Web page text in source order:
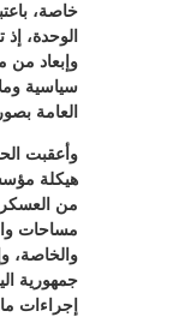
خاصة،
الوحدة،
وإبعاد من
سياسية
العامة
وأعقبت
هيكلة
من
مساحات
والخاصة،
جمهورية
إجراءات